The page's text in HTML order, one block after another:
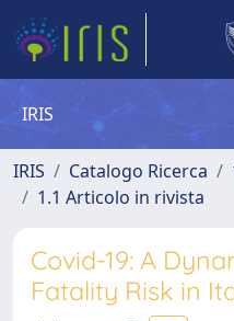
IRIS
IRIS Catalogo Ricerca
1.1 Articolo in rivista
Covid-19: A
Fatality Risk in